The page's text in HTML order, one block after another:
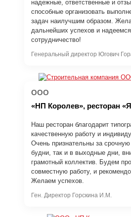
надежные, ответственные и
способные организовать
задач наилучшим образом.
дальнейших успехов и
сотрудничество!
Генеральный директор Югович
ООО
«НП Королев», ресторан
Наш ресторан благодарит
качественную работу и
Очень признательны за срочную
будни, так и в выходные дни,
грамотный коллектив. Будем
совместную работу, и
Желаем успехов.
Ген. Директор Горскина И.М.